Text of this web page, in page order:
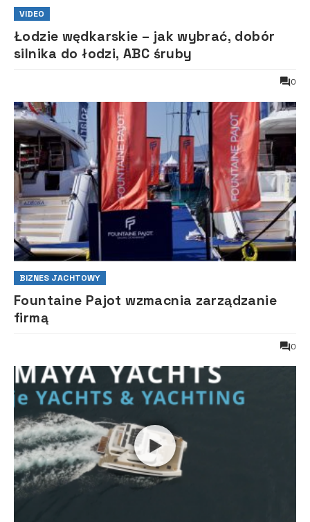
VIDEO
Łodzie wędkarskie – jak wybrać, dobór
silnika do łodzi, ABC śruby
0
BIZNES JACHTOWY
Fountaine Pajot wzmacnia zarządzanie
firmą
0